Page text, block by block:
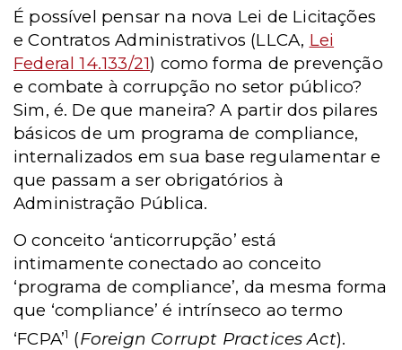
É possível pensar na nova Lei de Licitações
e Contratos Administrativos (LLCA, Lei
Federal 14.133/21) como forma de prevenção
e combate à corrupção no setor público?
Sim, é. De que maneira? A partir dos pilares
básicos de um programa de compliance,
internalizados em sua base regulamentar e
que passam a ser obrigatórios à
Administração Pública.
O conceito ‘anticorrupção’ está
intimamente conectado ao conceito
‘programa de compliance’, da mesma forma
que ‘compliance’ é intrínseco ao termo
‘FCPA’1 (Foreign Corrupt Practices Act).